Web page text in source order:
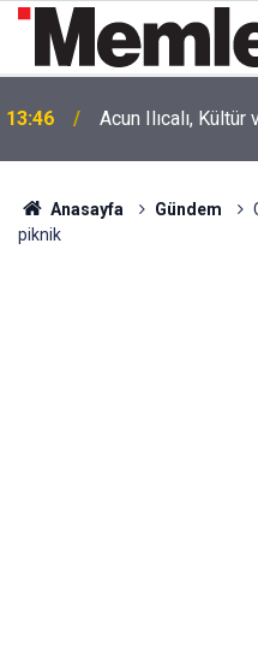
13:46 Acun Ilıcalı, Kültür
Anasayfa Gündem
piknik